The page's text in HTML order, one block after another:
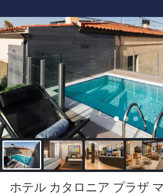
ホテル カタロニア プラザ
星評価 4つ星